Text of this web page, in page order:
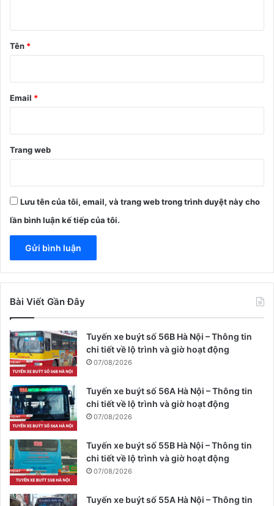
n
Tên *
Email *
Trang web
Lưu tên của tôi, email, và trang web trong trình duyệt này cho
lần bình luận kế tiếp của tôi.
Bài Viết Gần Đây
Tuyến xe buýt số 56B Hà Nội – Thông tin
chi tiết về lộ trình và giờ hoạt động
07/08/2026
Tuyến xe buýt số 56A Hà Nội – Thông tin
chi tiết về lộ trình và giờ hoạt động
07/08/2026
Tuyến xe buýt số 55B Hà Nội – Thông tin
chi tiết về lộ trình và giờ hoạt động
07/08/2026
Tuyến xe buýt số 55A Hà Nội – Thông tin